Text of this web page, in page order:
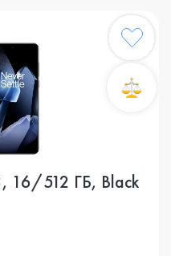
16/512 ГБ, Black